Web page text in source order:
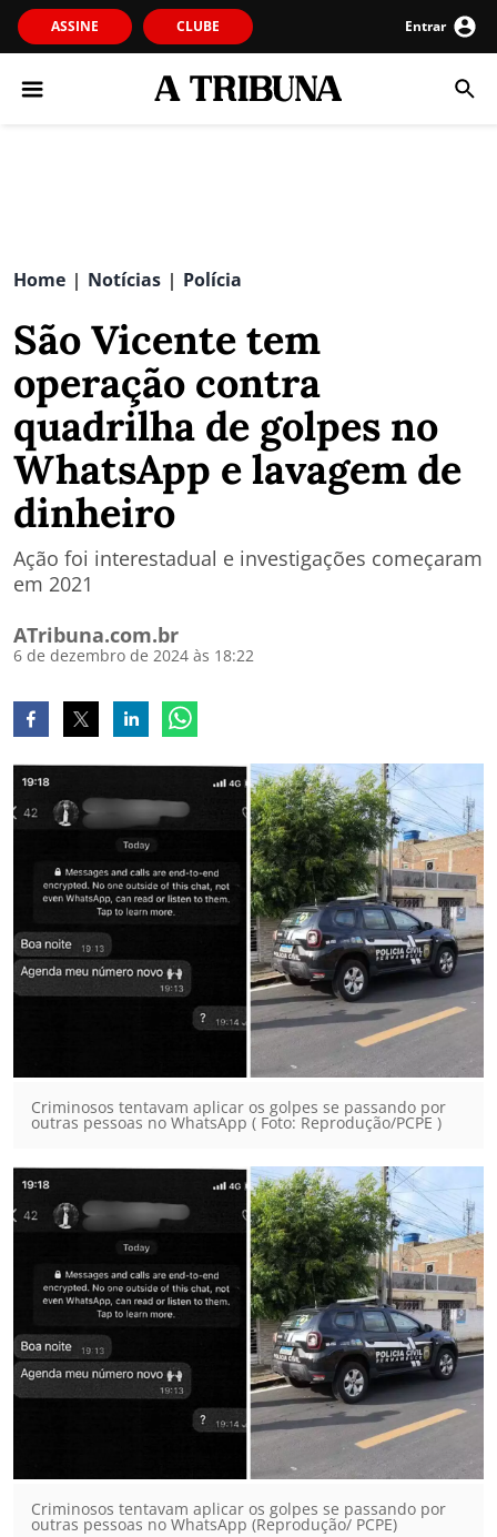
ASSINE CLUBE Entrar
Home | Notícias | Polícia
São Vicente tem
operação contra
quadrilha de golpes no
WhatsApp e lavagem de
dinheiro
Ação foi interestadual e investigações começaram
em 2021
ATribuna.com.br
6 de dezembro de 2024 às 18:22
Criminosos tentavam aplicar os golpes se passando por
outras pessoas no WhatsApp ( Foto: Reprodução/PCPE )
Criminosos tentavam aplicar os golpes se passando por
outras pessoas no WhatsApp (Reprodução/ PCPE)